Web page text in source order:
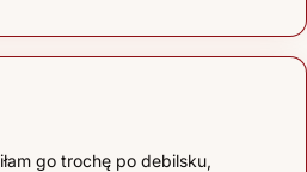
go trochę po debilsku,